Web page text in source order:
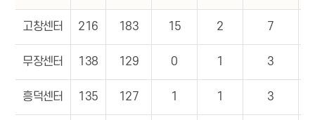
고창센터 216 183 15 2 7
무장센터 138 129 0 1 3
흥덕센터 135 127 1 1 3